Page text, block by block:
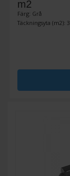
m2
Färg: Grå
Täckningsyta (m2):